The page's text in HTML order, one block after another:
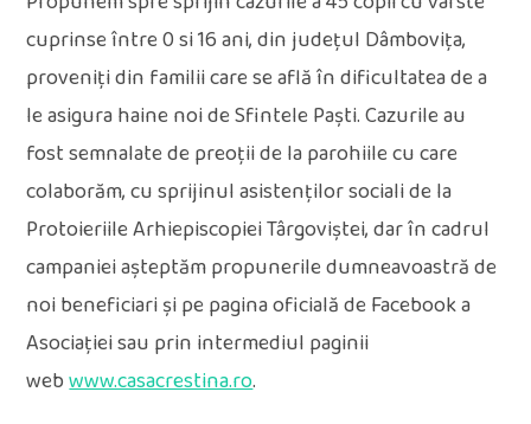
cuprinse între 0 si 16 ani, din județul Dâmbovița,
proveniți din familii care se află în dificultatea de a
le asigura haine noi de Sfintele Paști. Cazurile au
fost semnalate de preoții de la parohiile cu care
colaborăm, cu sprijinul asistenților sociali de la
Protoieriile Arhiepiscopiei Târgoviștei, dar în cadrul
campaniei așteptăm propunerile dumneavoastră de
noi beneficiari și pe pagina oficială de Facebook a
Asociației sau prin intermediul paginii
webwww.casacrestina.ro.